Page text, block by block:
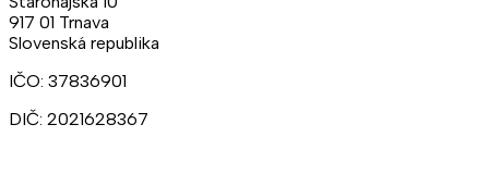
917 01 Trnava
Slovenská republika
IČO: 37836901
DIČ: 2021628367